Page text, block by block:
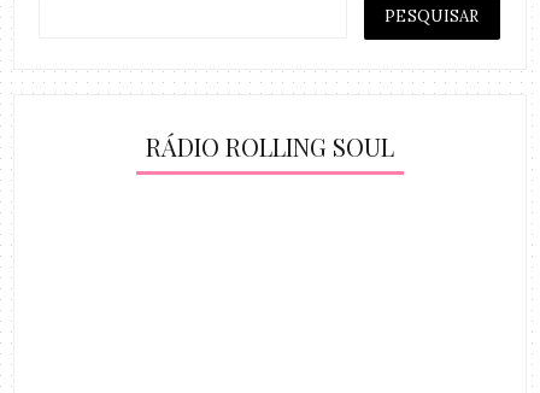
RÁDIO ROLLING SOUL